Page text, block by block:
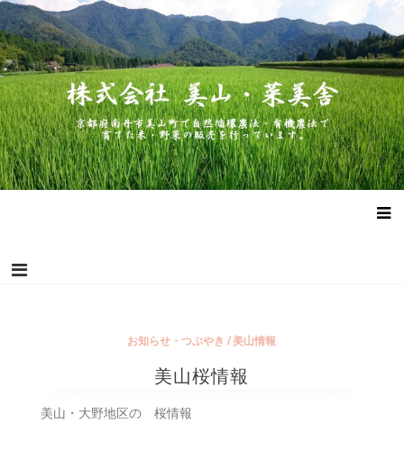
コ
ン
テ
ン
ツ
へ
ス
キ
ッ
プ
株式会社 美山・菜美舎
京都府南丹市美山町で自然循環農法・有機農法で作った米・野菜
の販売を行っています。
お知らせ・つぶやき /美山情報
美山桜情報
美山・大野地区の 桜情報